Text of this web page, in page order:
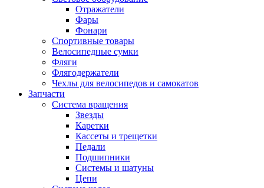
Отражатели
Фары
Фонари
Спортивные товары
Велосипедные сумки
Фляги
Флягодержатели
Чехлы для велосипедов и самокатов
Запчасти
Система вращения
Звезды
Каретки
Кассеты и трещетки
Педали
Подшипники
Системы и шатуны
Цепи